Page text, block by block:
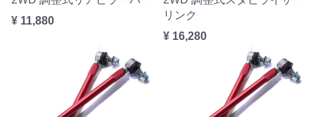
¥ 11,880
リンク
¥ 16,280